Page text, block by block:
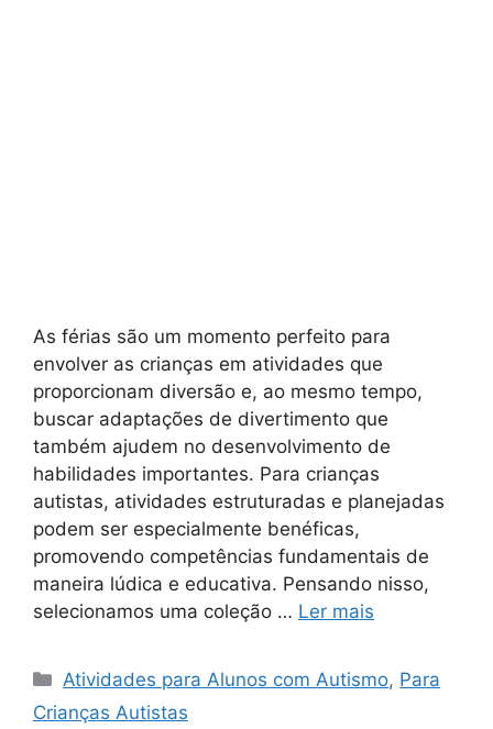
As férias são um momento perfeito para
envolver as crianças em atividades que
proporcionam diversão e, ao mesmo tempo,
buscar adaptações de divertimento que
também ajudem no desenvolvimento de
habilidades importantes. Para crianças
autistas, atividades estruturadas e planejadas
podem ser especialmente benéficas,
promovendo competências fundamentais de
maneira lúdica e educativa. Pensando nisso,
selecionamos uma coleção … Ler mais
Categorias
Atividades para Alunos com Autismo, Para
Crianças Autistas